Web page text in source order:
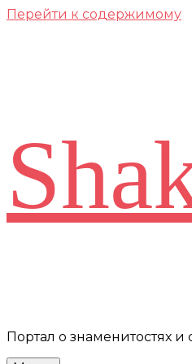
Перейти к содержимому
Портал о знаменитостях